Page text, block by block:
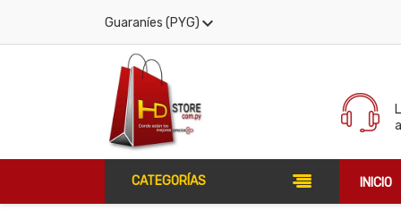
Guaraníes (PYG)
CATEGORÍAS INICIO